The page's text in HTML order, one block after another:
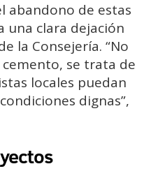
abandono de estas
una clara dejación
la Consejería. “No
se trata de
locales puedan
dignas”,